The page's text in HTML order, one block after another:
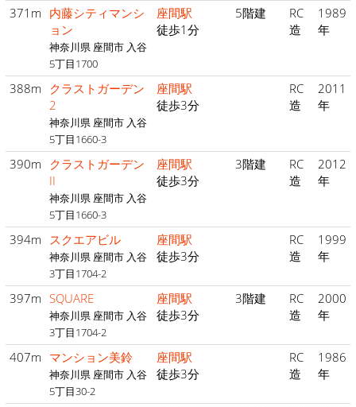
371m 内藤シティマンシ
ョン
神奈川県 座間市 入谷
5丁目1700
座間駅
徒歩1分
5階建
RC
造
1989
年
388m クラストガーデン
2
神奈川県 座間市 入谷
5丁目1660-3
座間駅
徒歩3分
RC
造
2011
年
390m クラストガーデン
II
神奈川県 座間市 入谷
5丁目1660-3
座間駅
徒歩3分
3階建
RC
造
2012
年
394m スクエアビル
神奈川県 座間市 入谷
3丁目1704-2
座間駅
徒歩3分
RC
造
1999
年
397m SQUARE
神奈川県 座間市 入谷
3丁目1704-2
座間駅
徒歩3分
3階建
RC
造
2000
年
407m マンション美鈴
神奈川県 座間市 入谷
5丁目30-2
座間駅
徒歩3分
RC
造
1986
年